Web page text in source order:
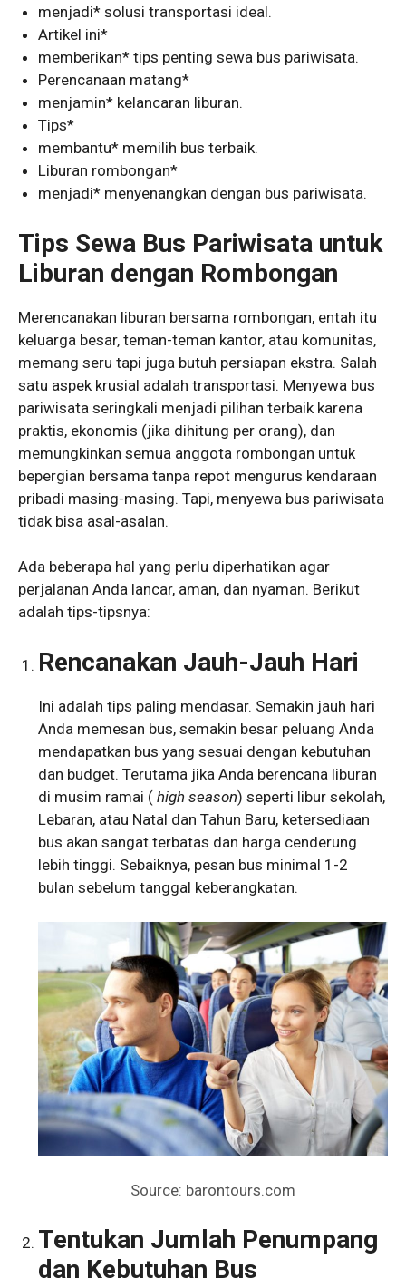
menjadi* solusi transportasi ideal.
Artikel ini*
memberikan* tips penting sewa bus pariwisata.
Perencanaan matang*
menjamin* kelancaran liburan.
Tips*
membantu* memilih bus terbaik.
Liburan rombongan*
menjadi* menyenangkan dengan bus pariwisata.
Tips Sewa Bus Pariwisata untuk
Liburan dengan Rombongan
Merencanakan liburan bersama rombongan, entah itu
keluarga besar, teman-teman kantor, atau komunitas,
memang seru tapi juga butuh persiapan ekstra. Salah
satu aspek krusial adalah transportasi. Menyewa bus
pariwisata seringkali menjadi pilihan terbaik karena
praktis, ekonomis (jika dihitung per orang), dan
memungkinkan semua anggota rombongan untuk
bepergian bersama tanpa repot mengurus kendaraan
pribadi masing-masing. Tapi, menyewa bus pariwisata
tidak bisa asal-asalan.
Ada beberapa hal yang perlu diperhatikan agar
perjalanan Anda lancar, aman, dan nyaman. Berikut
adalah tips-tipsnya:
Rencanakan Jauh-Jauh Hari
Ini adalah tips paling mendasar. Semakin jauh hari
Anda memesan bus, semakin besar peluang Anda
mendapatkan bus yang sesuai dengan kebutuhan
dan budget. Terutama jika Anda berencana liburan
di musim ramai (high season) seperti libur sekolah,
Lebaran, atau Natal dan Tahun Baru, ketersediaan
bus akan sangat terbatas dan harga cenderung
lebih tinggi. Sebaiknya, pesan bus minimal 1-2
bulan sebelum tanggal keberangkatan.
Source: barontours.com
Tentukan Jumlah Penumpang
dan Kebutuhan Bus